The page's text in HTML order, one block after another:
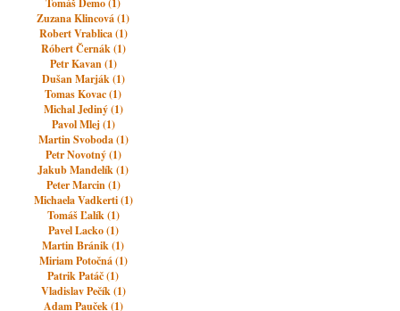
Tomáš Demo (1)
Zuzana Klincová (1)
Robert Vrablica (1)
Róbert Černák (1)
Petr Kavan (1)
Dušan Marják (1)
Tomas Kovac (1)
Michal Jediný (1)
Pavol Mlej (1)
Martin Svoboda (1)
Petr Novotný (1)
Jakub Mandelík (1)
Peter Marcin (1)
Michaela Vadkerti (1)
Tomáš Ľalík (1)
Pavel Lacko (1)
Martin Bránik (1)
Miriam Potočná (1)
Patrik Patáč (1)
Vladislav Pečík (1)
Adam Pauček (1)